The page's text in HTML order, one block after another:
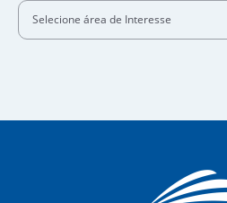
Selecione área de Interesse